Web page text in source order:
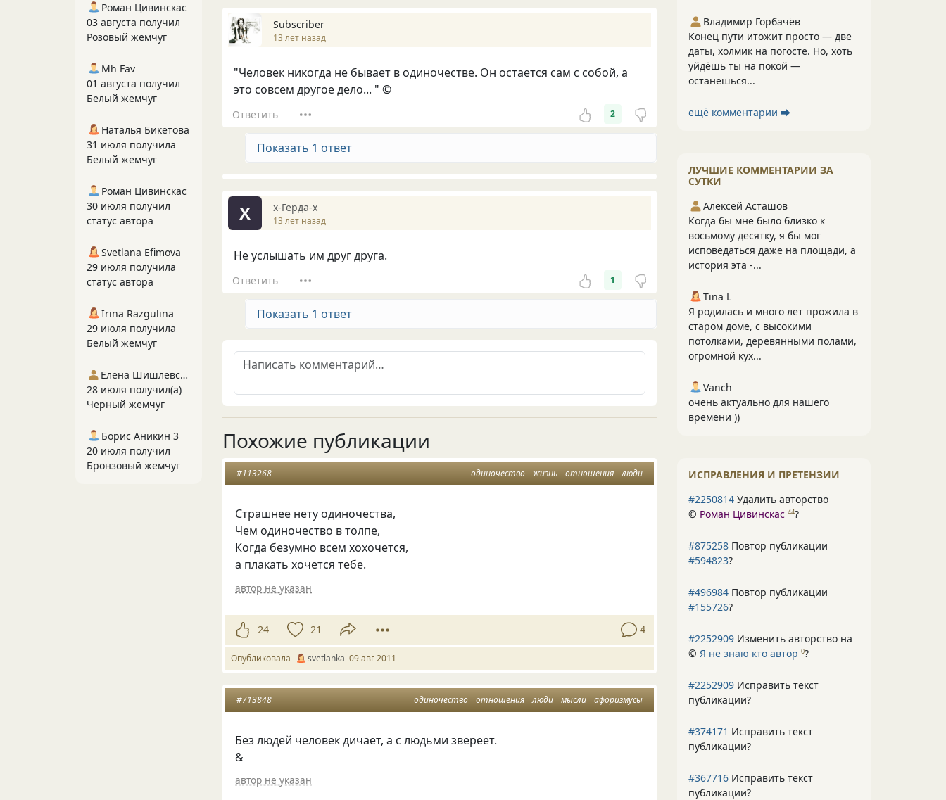
Subscriber
13 лет назад
"Человек никогда не бывает в одиночестве. Он остается сам с собой, а
это совсем другое дело... " ©
Ответить 2
Показать 1 ответ
Х х-Герда-х
13 лет назад
Не услышать им друг друга.
Ответить 1
Показать 1 ответ
Похожие публикации
одиночество жизнь отношения люди
#113268
Страшнее нету одиночества,
Чем одиночество в толпе,
Когда безумно всем хохочется,
а плакать хочется тебе.
автор не указан
24 21 4
Опубликовала svetlanka 09 авг 2011
одиночество отношения люди мысли афоризмусы
#713848
Без людей человек дичает, а с людьми звереет.
&
автор не указан
Владимир Горбачёв
Конец пути итожит просто — две
даты, холмик на погосте. Но, хоть
уйдёшь ты на покой —
останешься...
ещё комментарии ⮕
ЛУЧШИЕ КОММЕНТАРИИ ЗА
СУТКИ
Алексей Асташов
Когда бы мне было близко к
восьмому десятку, я бы мог
исповедаться даже на площади, а
история эта -...
Tina L
Я родилась и много лет прожила в
старом доме, с высокими
потолками, деревянными полами,
огромной кух...
Vanch
очень актуально для нашего
времени ))
ИСПРАВЛЕНИЯ И ПРЕТЕНЗИИ
#2250814 Удалить авторство
© Роман Цивинскас 44?
#875258 Повтор публикации
#594823?
#496984 Повтор публикации
#155726?
#2252909 Изменить авторство на
© Я не знаю кто автор 0?
#2252909 Исправить текст
публикации?
#374171 Исправить текст
публикации?
#367716 Исправить текст
публикации?
Роман Цивинскас
03 августа получил
Розовый жемчуг
Mh Fav
01 августа получил
Белый жемчуг
Наталья Бикетова
31 июля получила
Белый жемчуг
Роман Цивинскас
30 июля получил
статус автора
Svetlana Efimova
29 июля получила
статус автора
Irina Razgulina
29 июля получила
Белый жемчуг
Елена Шишлевская
28 июля получил(а)
Черный жемчуг
Борис Аникин 3
20 июля получил
Бронзовый жемчуг